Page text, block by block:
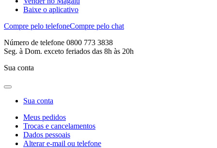
Baixe o aplicativo
Compre pelo telefoneCompre pelo chat
Número de telefone 0800 773 3838
Seg. à Dom. exceto feriados das 8h às 20h
Sua conta
Sua conta
Meus pedidos
Trocas e cancelamentos
Dados pessoais
Alterar e-mail ou telefone